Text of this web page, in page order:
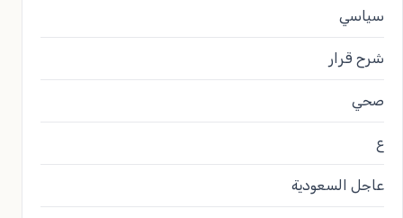
سياسي
شرح قرار
صحي
ع
عاجل السعودية